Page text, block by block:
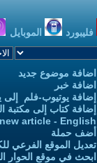
فليبورد الموبايل
اضافة موضوع جديد
اضافة خبر
إضافة يوتيوب-فلم إلى
إضافة كتاب إلى مكتبة
article - English
أضف حملة
تعديل الموقع الفرعي
ابحث في موقع الحوار